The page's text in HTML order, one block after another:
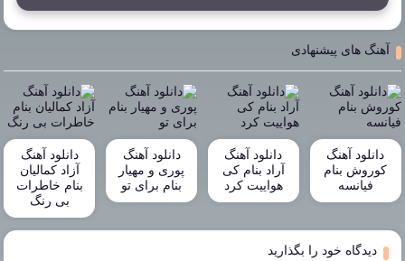
آهنگ های پیشنهادی
دانلود آهنگ
کوروش بنام
فیانسه
دانلود آهنگ
آراد بنام کی
هواییت کرد
دانلود آهنگ
پوری و مهیار
بنام برای تو
دانلود آهنگ
آزاد کمالیان
بنام خاطرات
بی رنگ
دیدگاه خود را بگذارید